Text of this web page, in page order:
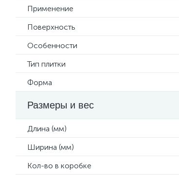
Применение
Поверхность
Особенности
Тип плитки
Форма
Размеры и вес
Длина (мм)
Ширина (мм)
Кол-во в коробке